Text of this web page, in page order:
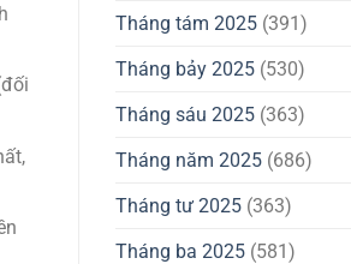
Tháng tám 2025 (391)
Tháng bảy 2025 (530)
Tháng sáu 2025 (363)
Tháng năm 2025 (686)
Tháng tư 2025 (363)
Tháng ba 2025 (581)